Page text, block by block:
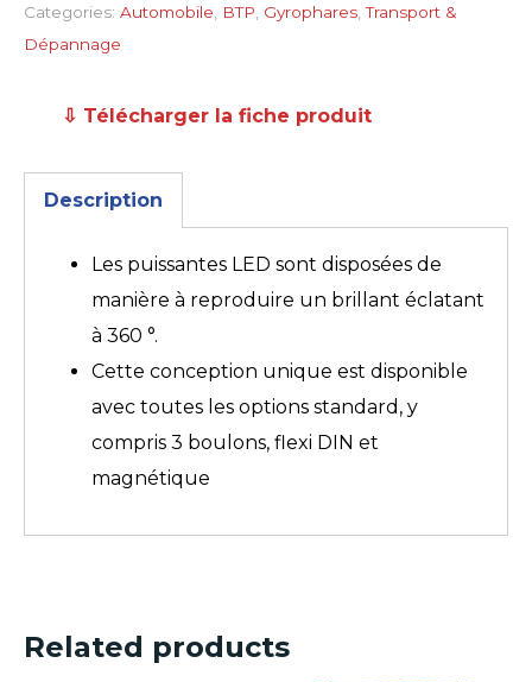
Categories: Automobile BTP Gyrophares ,Transport &
Dépannage
⇩ Télécharger la fiche produit
Description
Les puissantes LED sont disposées de
manière à reproduire un brillant éclatant
à 360 °.
Cette conception unique est disponible
avec toutes les options standard, y
compris 3 boulons, flexi DIN et
magnétique
Related products